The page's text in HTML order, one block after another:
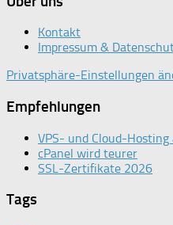
Kontakt
Impressum &
Privatsphäre-Einstellungen
Empfehlungen
VPS- und Cloud-
cPanel wird teurer
SSL-Zertifikate 2026
Tags